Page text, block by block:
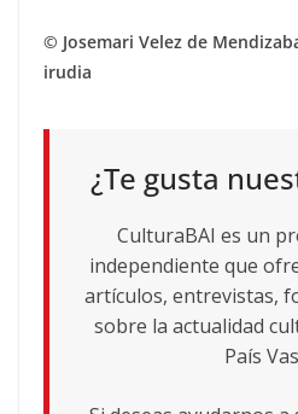
© Josemari Velez de
irudia
¿Te gusta
CulturaBAI es un
independiente que
artículos, entrevistas,
sobre la actualidad
País